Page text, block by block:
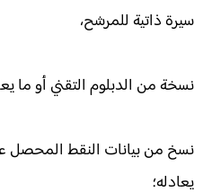
سيرة ذاتية للمرشح،
نسخة من الدبلوم التقني أو ما
نسخ من بيانات النقط المحصل
يعادله؛